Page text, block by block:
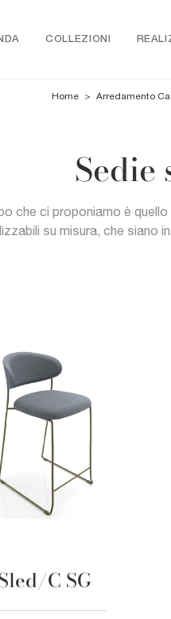
COLLEZIONI
Home > Arredamento
che ci proponiamo è
su misura, che siano
C SG